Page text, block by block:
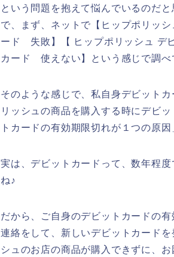
という問題を抱えて悩んでいるのだ
で、まず、ネットで【ヒップポリッ
ード 失敗】【 ヒップポリッシュ デ
カード 使えない】という感じで調べ
そのような感じで、私自身デビット
リッシュの商品を購入する時にデビ
トカードの有効期限切れが１つの原
実は、デビットカードって、数年程
ね♪
だから、ご自身のデビットカードの
連絡をして、新しいデビットカード
シュのお店の商品が購入できずに、